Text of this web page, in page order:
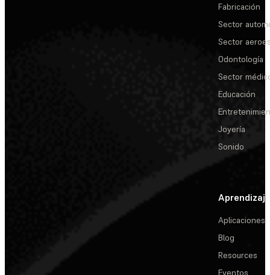
Fabricación
Sector
Sector
Odontología
Sector
Educación
Joyería
Sonido
Aprendizaje
Aplicaciones
Blog
Resources
Eventos